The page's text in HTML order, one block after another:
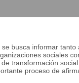
busca informar
sociales
transformación
proceso de